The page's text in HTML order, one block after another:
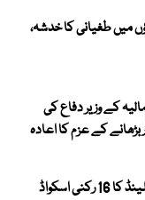
میں طغیانی کا خدشہ،
کے وزیر دفاع کی
بڑھانے کے عزم کا اعادہ
پاکستان کیخلاف ٹیسٹ سیریز ، انگلینڈ کا 16 رکنی اسکواڈ